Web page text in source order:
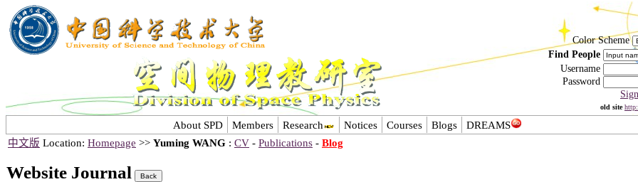
Color Scheme
Find People
Username
Password
old site
About SPD Members Research Notices Courses Blogs
DREAMS
中文版 Location: Homepage >> Yuming WANG : CV - Publications - Blog
Website Journal